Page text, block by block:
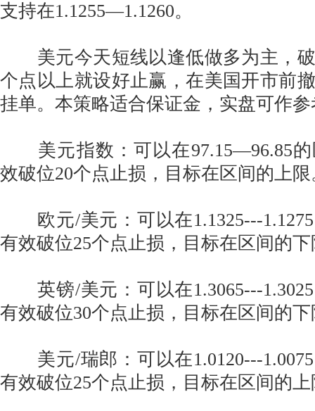
支持在1.1255—1.1260。
美元今天短线以逢低做多为主，破
个点以上就设好止赢，在美国开市前
挂单。本策略适合保证金，实盘可作
美元指数：可以在97.15—96.85的
效破位20个点止损，目标在区间的上限
欧元/美元：可以在1.1325---
有效破位25个点止损，目标在区间的
英镑/美元：可以在1.3065---
有效破位30个点止损，目标在区间的
美元/瑞郎：可以在1.0120---
有效破位25个点止损，目标在区间的